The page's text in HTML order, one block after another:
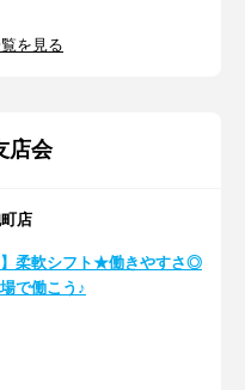
を見る
店会
店
】柔軟シフト★働きやすさ◎
で働こう♪